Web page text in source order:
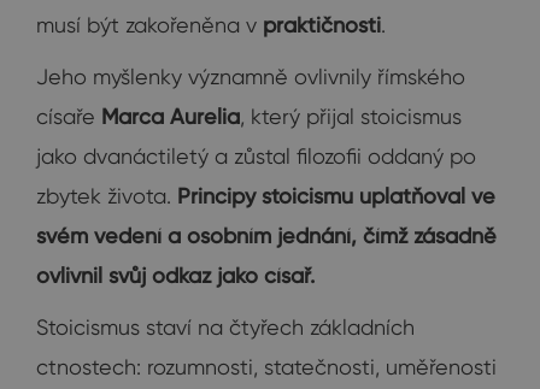
musí být zakořeněna v praktičnosti.
Jeho myšlenky významně ovlivnily římského
císaře Marca Aurelia, který přijal stoicismus
jako dvanáctiletý a zůstal filozofii oddaný po
zbytek života. Principy stoicismu uplatňoval ve
svém vedení a osobním jednání, čímž zásadně
ovlivnil svůj odkaz jako císař.
Stoicismus staví na čtyřech základních
ctnostech: rozumnosti, statečnosti, uměřenosti